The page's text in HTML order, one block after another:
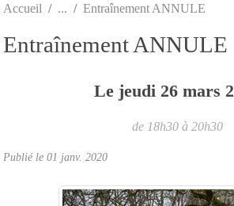
Accueil Entraînement ANNULE
Entraînement ANNULE
Le jeudi 26 mars
de 18h30 à 20h30
Publié le 01 janv. 2020